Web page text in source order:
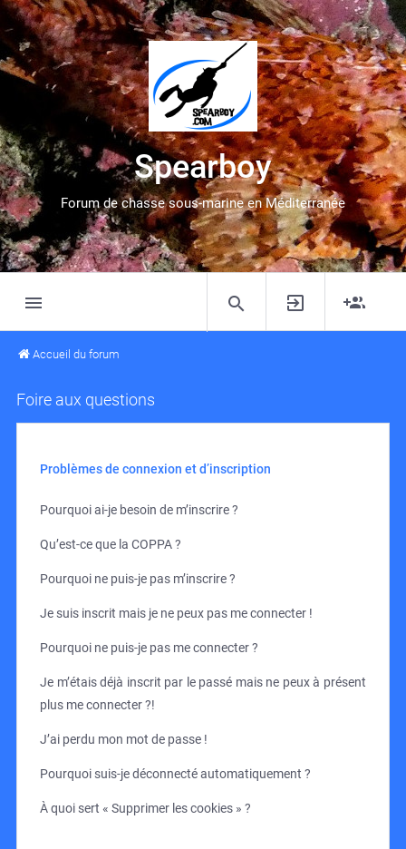
Spearboy
Forum de chasse sous-marine en Méditerranée
Accueil du forum
Foire aux questions
Problèmes de connexion et d’inscription
Pourquoi ai-je besoin de m’inscrire ?
Qu’est-ce que la COPPA ?
Pourquoi ne puis-je pas m’inscrire ?
Je suis inscrit mais je ne peux pas me connecter !
Pourquoi ne puis-je pas me connecter ?
Je m’étais déjà inscrit par le passé mais ne peux à présent
plus me connecter ?!
J’ai perdu mon mot de passe !
Pourquoi suis-je déconnecté automatiquement ?
À quoi sert « Supprimer les cookies » ?